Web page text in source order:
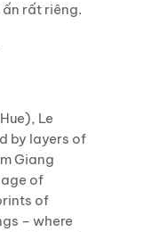
rất riêng.
Le
by layers of
Giang
of
of
– where